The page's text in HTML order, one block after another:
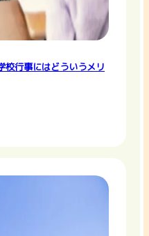
校行事にはどういうメリ